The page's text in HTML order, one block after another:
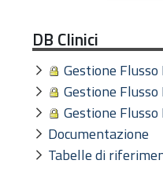
DB Clinici
Gestione
Gestione
Gestione
Documentazione
Tabelle di